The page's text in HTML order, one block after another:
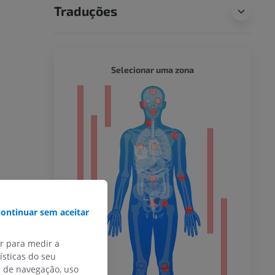
Traduções
Selecionar uma zona
sem aceitar
para medir a
do seu
navegação, uso